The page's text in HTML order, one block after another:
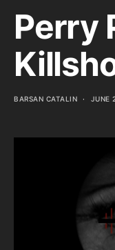
Perry
BARSAN CATALIN JUNE